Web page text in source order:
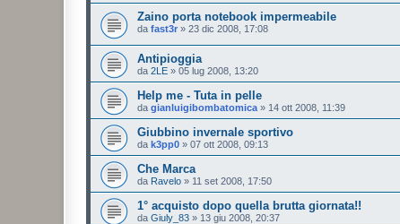
Zaino porta notebook impermeabile
da fast3r » 23 dic 2008, 17:08
Antipioggia
da 2LE » 05 lug 2008, 13:20
Help me - Tuta in pelle
da gianluigibombatomica » 14 ott 2008, 11:39
Giubbino invernale sportivo
da k3pp0 » 07 ott 2008, 09:13
Che Marca
da Ravelo » 11 set 2008, 17:50
1° acquisto dopo quella brutta giornata!!
da Giuly_83 » 13 giu 2008, 20:37